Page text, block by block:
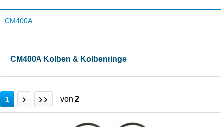
CM400A
CM400A Kolben & Kolbenringe
1 von 2